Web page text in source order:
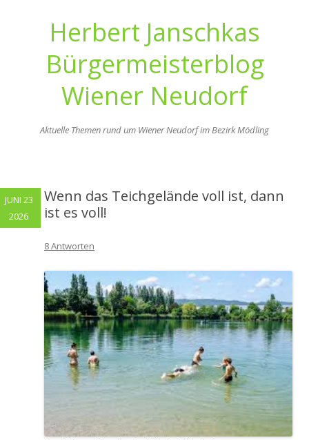
Herbert Janschkas
Bürgermeisterblog
Wiener Neudorf
Aktuelle Themen rund um Wiener Neudorf im Bezirk Mödling
Wenn das Teichgelände voll ist, dann
ist es voll!
8 Antworten
JUNI 23
2026